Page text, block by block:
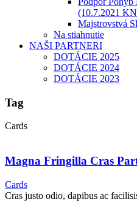
(10.7.2021
Majstrovstvá
Na stiahnutie
NAŠI PARTNERI
DOTÁCIE 2025
DOTÁCIE 2024
DOTÁCIE 2023
Tag
Cards
Magna Fringilla Cras
Cards
Cras justo odio, dapibus ac